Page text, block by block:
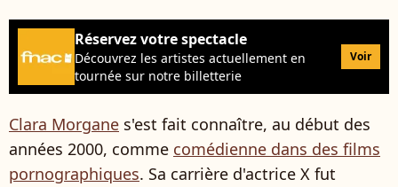
Réservez votre spectacle
Découvrez les artistes actuellement en
tournée sur notre billetterie
Voir
Clara Morgane s'est fait connaître, au début des
années 2000, comme comédienne dans des films
pornographiques. Sa carrière d'actrice X fut